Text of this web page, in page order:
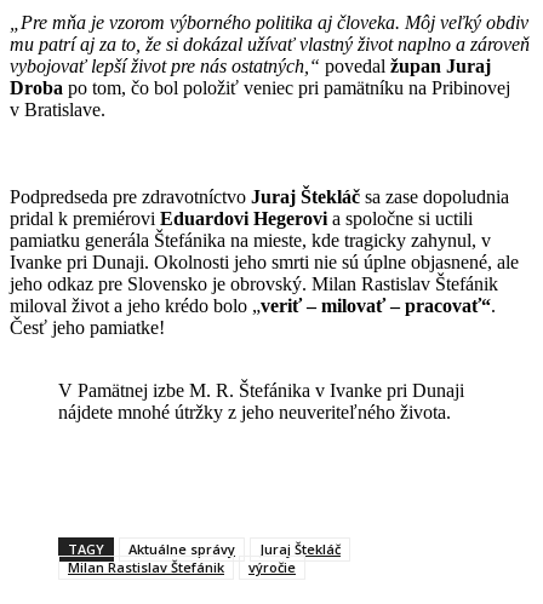
„Pre mňa je vzorom výborného politika aj človeka. Môj veľký obdiv
mu patrí aj za to, že si dokázal užívať vlastný život naplno a zároveň
vybojovať lepší život pre nás ostatných,“ povedal župan Juraj
Droba po tom, čo bol položiť veniec pri pamätníku na Pribinovej
v Bratislave.
Podpredseda pre zdravotníctvo Juraj Štekláč sa zase dopoludnia
pridal k premiérovi Eduardovi Hegerovi a spoločne si uctili
pamiatku generála Štefánika na mieste, kde tragicky zahynul, v
Ivanke pri Dunaji. Okolnosti jeho smrti nie sú úplne objasnené, ale
jeho odkaz pre Slovensko je obrovský. Milan Rastislav Štefánik
miloval život a jeho krédo bolo „veriť – milovať – pracovať“.
Česť jeho pamiatke!
V Pamätnej izbe M. R. Štefánika v Ivanke pri Dunaji
nájdete mnohé útržky z jeho neuveriteľného života.
TAGY Aktuálne správy
Juraj Štekláč
Milan Rastislav Štefánik
výročie